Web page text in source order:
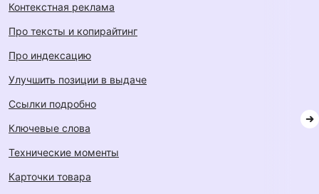
контекстная реклама
про тексты и копирайтинг
про индексацию
улучшить позиции в выдаче
ссылки подробно
ключевые слова
технические моменты
карточки товара